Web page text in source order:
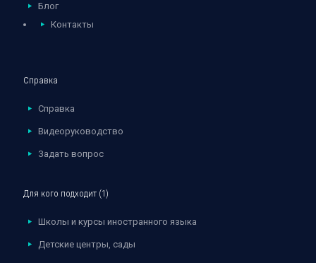
Блог
Контакты
Справка
Справка
Видеоруководство
Задать вопрос
Для кого подходит (1)
Школы и курсы иностранного языка
Детские центры, сады